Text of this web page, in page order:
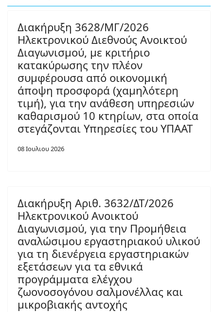
Διακήρυξη 3628/ΜΓ/2026
Ηλεκτρονικού Διεθνούς Ανοικτού
Διαγωνισμού, με κριτήριο
κατακύρωσης την πλέον
συμφέρουσα από οικονομική
άποψη προσφορά (χαμηλότερη
τιμή), για την ανάθεση υπηρεσιών
καθαρισμού 10 κτηρίων, στα οποία
στεγάζονται Υπηρεσίες του ΥΠΑΑΤ
08 Ιουλιου 2026
Διακήρυξη Αριθ. 3632/ΔΤ/2026
Ηλεκτρονικού Ανοικτού
Διαγωνισμού, για την Προμήθεια
αναλώσιμου εργαστηριακού υλικού
για τη διενέργεια εργαστηριακών
εξετάσεων για τα εθνικά
προγράμματα ελέγχου
ζωονοσογόνου σαλμονέλλας και
μικροβιακής αντοχής